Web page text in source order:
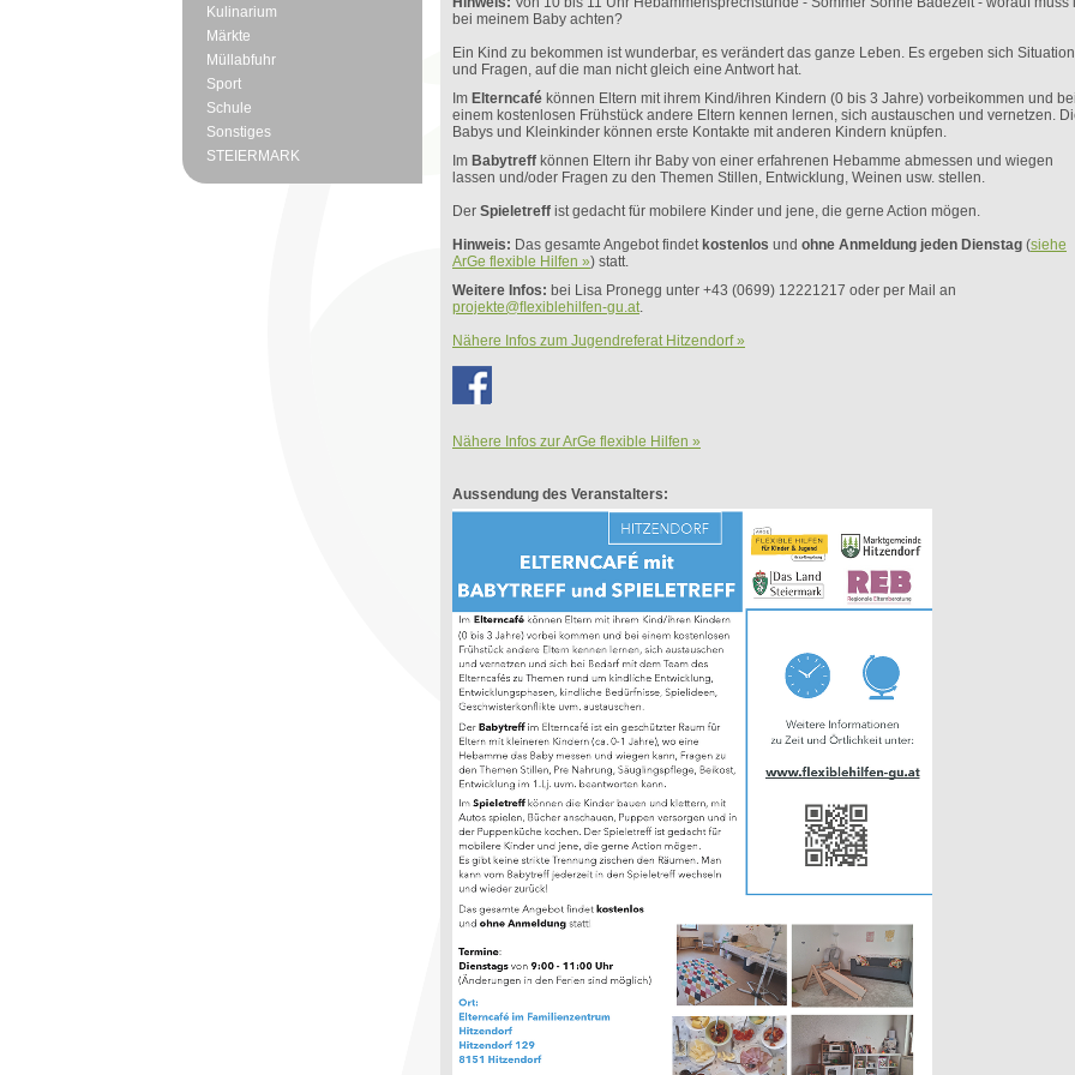
Kulinarium
Märkte
Müllabfuhr
Sport
Schule
Sonstiges
STEIERMARK
bei meinem Baby achten?
Ein Kind zu bekommen ist wunderbar, es verändert das ganze Leben. Es ergeben sich
und Fragen, auf die man nicht gleich eine Antwort hat.
Im Elterncafé können Eltern mit ihrem Kind/ihren Kindern (0 bis 3 Jahre) vorbeikommen und
einem kostenlosen Frühstück andere Eltern kennen lernen, sich austauschen und vernetzen.
Babys und Kleinkinder können erste Kontakte mit anderen Kindern knüpfen.
Im Babytreff können Eltern ihr Baby von einer erfahrenen Hebamme abmessen und wiegen
lassen und/oder Fragen zu den Themen Stillen, Entwicklung, Weinen usw. stellen.
Der Spieletreff ist gedacht für mobilere Kinder und jene, die gerne Action mögen.
Hinweis: Das gesamte Angebot findet kostenlos und ohne Anmeldung jeden Dienstag (siehe
ArGe flexible Hilfen ») statt.
Weitere Infos: bei Lisa Pronegg unter +43 (0699) 12221217 oder per Mail an
projekte@ﬂexiblehilfen-gu.at.
Nähere Infos zum Jugendreferat Hitzendorf »
Nähere Infos zur ArGe flexible Hilfen »
Aussendung des Veranstalters: